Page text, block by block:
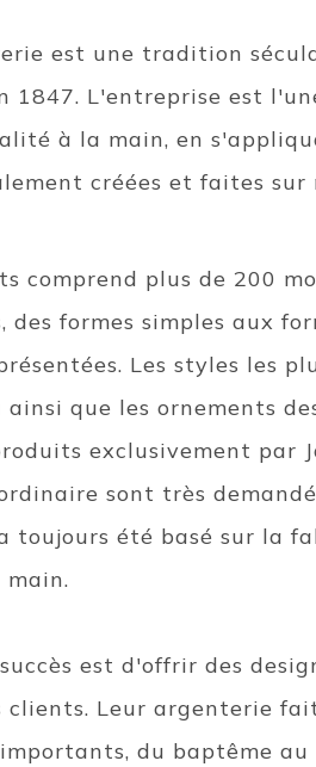
est une tradition
1847. L'entreprise est
à la main, en
créées et faites
comprend plus de 200
formes simples aux
Les styles les
que les ornements
exclusivement par
sont très
été basé sur la
est d'offrir des
Leur argenterie
du baptême au